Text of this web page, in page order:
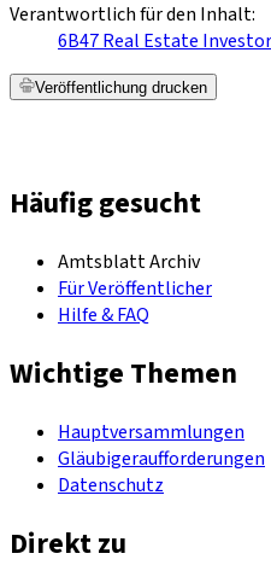
Verantwortlich für den Inhalt:
6B47 Real Estate
Veröffentlichung drucken
Häufig gesucht
Amtsblatt Archiv
Für Veröffentlicher
Hilfe & FAQ
Wichtige Themen
Hauptversammlungen
Gläubigeraufforderungen
Datenschutz
Direkt zu